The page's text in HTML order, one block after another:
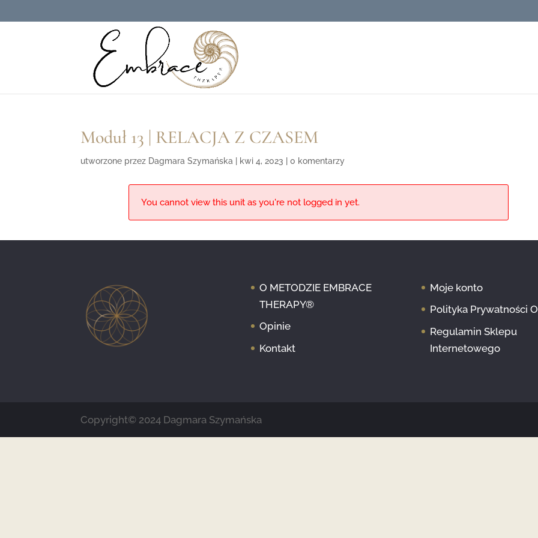
Moduł 13 | RELACJA Z CZASEM
utworzone przez Dagmara Szymańska kwi 4, 2023 |0 komentarzy
You cannot view this unit as you're not logged in yet.
O METODZIE EMBRACE
THERAPY®
Opinie
Kontakt
Moje konto
Polityka Prywatności
Regulamin Sklepu
Internetowego
Copyright© 2024 Dagmara Szymańska